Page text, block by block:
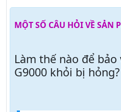
MỘT SỐ CÂU HỎI VỀ SẢN
Làm thế nào để
G9000 khỏi bị hỏng?